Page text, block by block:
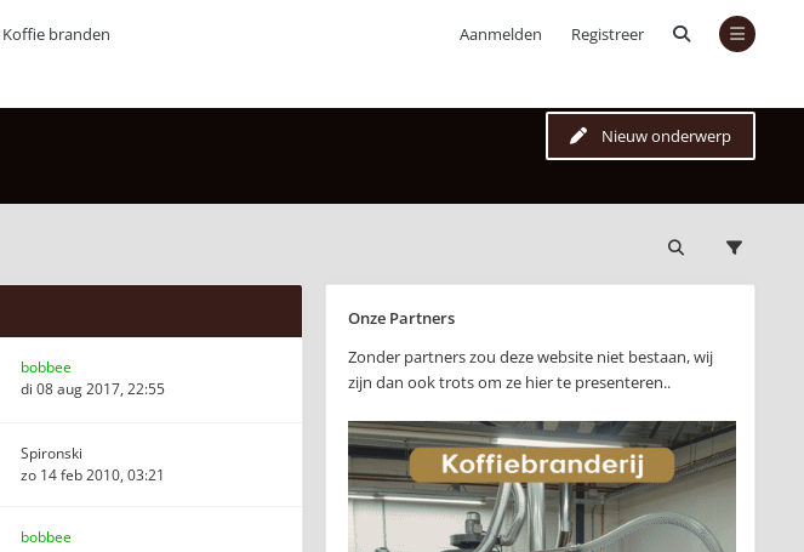
Aanmelden Registreer
Koffie branden
Nieuw onderwerp
bobbee
di 08 aug 2017, 22:55
Spironski
zo 14 feb 2010, 03:21
bobbee
Onze Partners
Zonder partners zou deze website niet bestaan, wij
zijn dan ook trots om ze hier te presenteren..